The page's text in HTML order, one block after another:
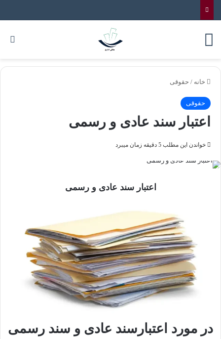
خانه / حقوقی
حقوقی
اعتبار سند عادی و رسمی
خواندن این مطلب 5 دقیقه زمان میبرد
اعتبار سند عادی و رسمی
در مورد اعتبارسند عادی و سند رسمی